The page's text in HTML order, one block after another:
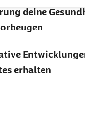
deine
erhalten